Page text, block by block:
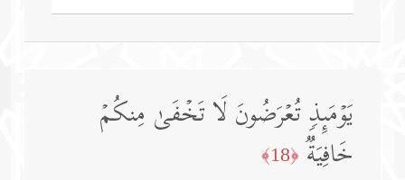
یَوۡمَىِٕذࣲ تُعۡرَضُونَ لَا تَخۡفَىٰ مِنكُمۡ
خَافِیَةࣱ ﴿18﴾